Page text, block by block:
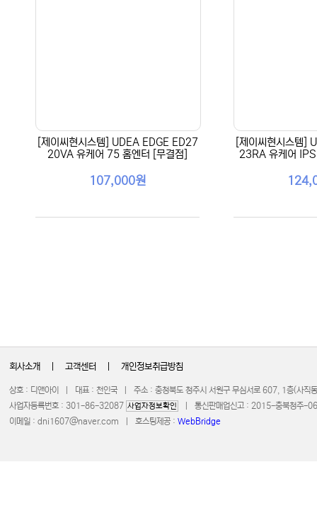
[제이씨현시스템] UDEA EDGE ED27
20VA 유케어 75 홈엔터 [무결점]
107,000원
[제이씨현시스템]
23RA 유케어
회사소개 고객센터 개인정보취급방침
상호 : 디앤아이 | 대표 : 천인국 | 주소 : 충청북도 청주시 서원구 무심서로 607, 1층(사직
사업자등록번호 : 301-86-32087 사업자정보확인
| 통신판매업신고 : 2015-충북청
이메일 : dni1607@naver.com | 호스팅제공 : WebBridge